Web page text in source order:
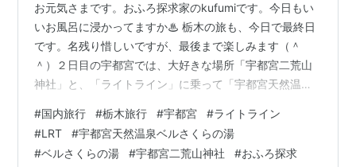
お元気さまです。おふろ探求家のkufumiです。今日もい
いお風呂に浸かってますか♨︎ 栃木の旅も、今日で最終日
です。名残り惜しいですが、最後まで楽しみます（＾
＾）２日目の宇都宮では、大好きな場所「宇都宮二荒山
神社」と、「ライトライン」に乗って「宇都宮天然温泉
ちら（第1部／第2部／第3部） 朝食ビュッフェは、大行
列からスタート ホテルクオリティの化粧水と、贅沢な入
浴剤をゲット！ チェックアウト 宇都宮二荒山神社（県有
#国内旅行 #栃木旅行 #宇都宮 #ライトライン
#LRT #宇都宮天然温泉ベルさくらの湯
#ベルさくらの湯 #宇都宮二荒山神社 #おふろ探求